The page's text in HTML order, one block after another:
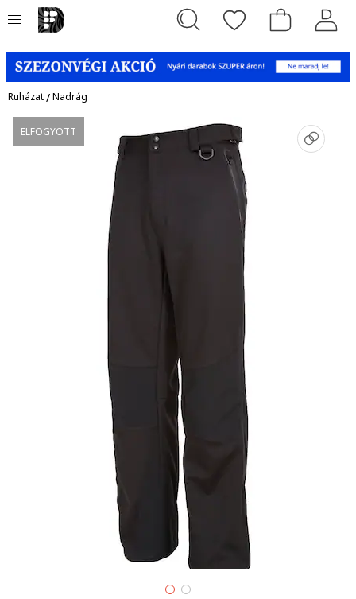
Ruházat/Nadrág
ELFOGYOTT